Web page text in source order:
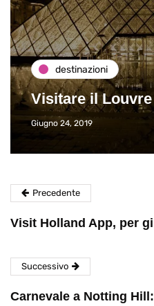
destinazioni
Visitare il
Giugno 24, 2019
Precedente
Visit Holland App, per
Successivo
Carnevale a Notting